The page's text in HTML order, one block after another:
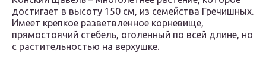
достигает в высоту 150 см, из семейства Гречишных.
Имеет крепкое разветвленное корневище,
прямостоячий стебель, оголенный по всей длине, но
с растительностью на верхушке.